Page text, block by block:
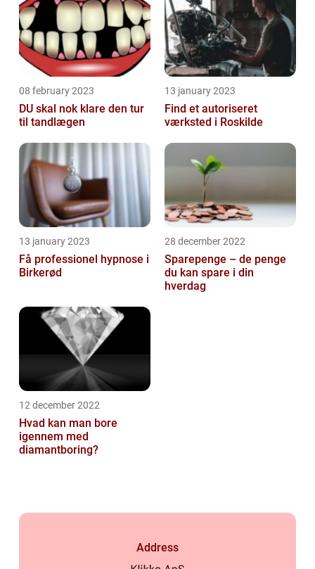
08 february 2023
DU skal nok klare den tur
til tandlægen
13 january 2023
Find et autoriseret
værksted i Roskilde
13 january 2023
Få professionel hypnose i
Birkerød
28 december 2022
Sparepenge – de penge
du kan spare i din
hverdag
12 december 2022
Hvad kan man bore
igennem med
diamantboring?
Address